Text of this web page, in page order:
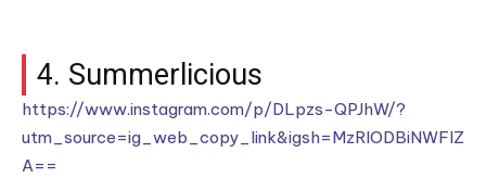
4. Summerlicious
https://www.instagram.com/p/DLpzs-QPJhW/?
utm_source=ig_web_copy_link&igsh=MzRlODBiNWFlZ
A==